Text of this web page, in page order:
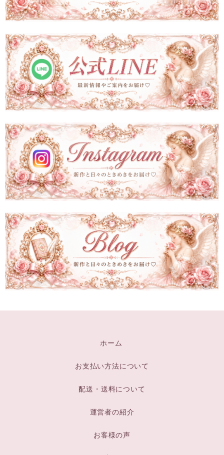
ホーム
お支払い方法について
配送・送料について
運営者の紹介
お客様の声